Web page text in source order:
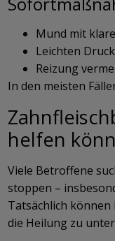
Mund mit
Leichten
Reizung
In den meisten
helfen
Viele Betroffene
stoppen –
Tatsächlich
die Heilung zu